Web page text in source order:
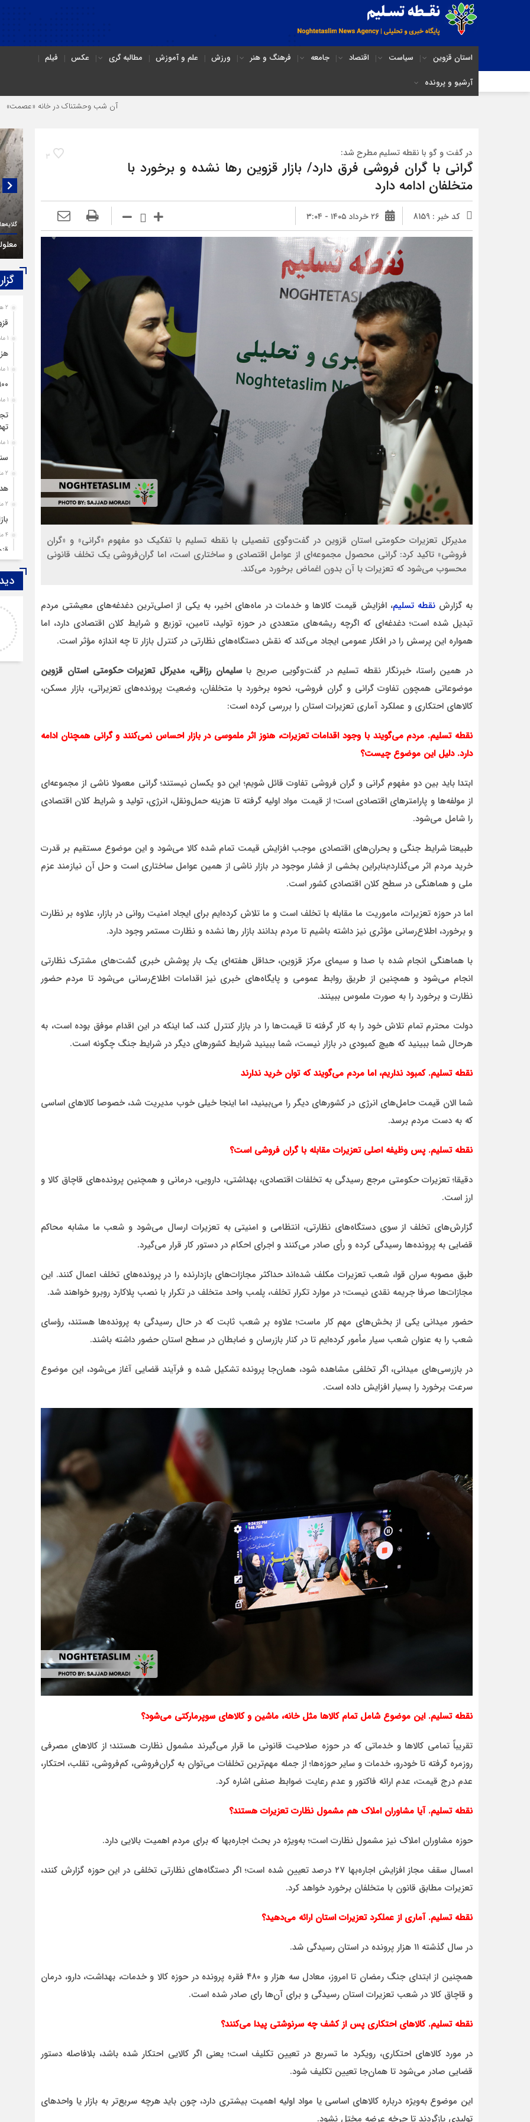
استان قزوین سیاست اقتصاد جامعه فرهنگ و هنر ورزش علم و آموزش مطالبه گری عکس
فیلم
آرشیو و پرونده
آن شب وحشتناک در خانه «عصمت» از دندانپزشک قاتل
3 در گفت و گو با نقطه تسلیم مطرح شد:
گرانی با گران‌ فروشی فرق دارد/ بازار قزوین رها نشده و برخورد با
متخلفان ادامه دارد
کد خبر : 8159 ۲۶ خرداد ۱۴۰۵ - ۳:۰۴
مدیرکل تعزیرات حکومتی استان قزوین در گفت‌وگوی تفصیلی با نقطه تسلیم با تفکیک دو مفهوم «گرانی» و «گران‌
فروشی» تاکید کرد: گرانی محصول مجموعه‌ای از عوامل اقتصادی و ساختاری است، اما گران‌فروشی یک تخلف قانونی
محسوب می‌شود که تعزیرات با آن بدون اغماض برخورد می‌کند.
به گزارشنقطه تسلیم، افزایش قیمت کالاها و خدمات در ماه‌های اخیر، به یکی از اصلی‌ترین دغدغه‌های معیشتی مردم
تبدیل شده است؛ دغدغه‌ای که اگرچه ریشه‌های متعددی در حوزه تولید، تامین، توزیع و شرایط کلان اقتصادی دارد، اما
همواره این پرسش را در افکار عمومی ایجاد می‌کند که نقش دستگاه‌های نظارتی در کنترل بازار تا چه اندازه مؤثر است.
در همین راستا، خبرنگار نقطه تسلیم در گفت‌وگویی صریح باسلیمان رزاقی، مدیرکل تعزیرات حکومتی استان قزوین
موضوعاتی همچون تفاوت گرانی و گران‌ فروشی، نحوه برخورد با متخلفان، وضعیت پرونده‌های تعزیراتی، بازار مسکن،
کالاهای احتکاری و عملکرد آماری تعزیرات استان را بررسی کرده است:
نقطه تسلیم. مردم می‌گویند با وجود اقدامات تعزیرات، هنوز اثر ملموسی در بازار احساس نمی‌کنند و گرانی همچنان ادامه
دارد. دلیل این موضوع چیست؟
ابتدا باید بین دو مفهوم گرانی و گران‌ فروشی تفاوت قائل شویم؛ این دو یکسان نیستند؛ گرانی معمولا ناشی از مجموعه‌ای
از مولفه‌ها و پارامترهای اقتصادی است؛ از قیمت مواد اولیه گرفته تا هزینه حمل‌ونقل، انرژی، تولید و شرایط کلان اقتصادی
را شامل می‌شود.
طبیعتا شرایط جنگی و بحران‌های اقتصادی موجب افزایش قیمت تمام‌ شده کالا می‌شود و این موضوع مستقیم بر قدرت
خرید مردم اثر می‌گذارد؛بنابراین بخشی از فشار موجود در بازار ناشی از همین عوامل ساختاری است و حل آن نیازمند عزم
ملی و هماهنگی در سطح کلان اقتصادی کشور است.
اما در حوزه تعزیرات، ماموریت ما مقابله با تخلف است و ما تلاش کرده‌ایم برای ایجاد امنیت روانی در بازار، علاوه بر نظارت
و برخورد، اطلاع‌رسانی مؤثری نیز داشته باشیم تا مردم بدانند بازار رها نشده و نظارت مستمر وجود دارد.
با هماهنگی انجام‌ شده با صدا و سیمای مرکز قزوین، حداقل هفته‌ای یک بار پوشش خبری گشت‌های مشترک نظارتی
انجام می‌شود و همچنین از طریق روابط عمومی و پایگاه‌های خبری نیز اقدامات اطلاع‌رسانی می‌شود تا مردم حضور
نظارت و برخورد را به‌ صورت ملموس ببینند.
دولت محترم تمام تلاش خود را به کار گرفته تا قیمت‌ها را در بازار کنترل کند، کما اینکه در این اقدام موفق بوده است، به
هرحال شما ببینید که هیچ کمبودی در بازار نیست، شما ببینید شرایط کشورهای دیگر در شرایط جنگ چگونه است.
نقطه تسلیم. کمبود نداریم، اما مردم می‌گویند که توان خرید ندارند
شما الان قیمت حامل‌های انرژی در کشورهای دیگر را می‌بینید، اما اینجا خیلی خوب مدیریت شد، خصوصا کالاهای اساسی
که به دست مردم برسد.
نقطه تسلیم. پس وظیفه اصلی تعزیرات مقابله با گران‌ فروشی است؟
دقیقا؛ تعزیرات حکومتی مرجع رسیدگی به تخلفات اقتصادی، بهداشتی، دارویی، درمانی و همچنین پرونده‌های قاچاق کالا و
ارز است.
گزارش‌های تخلف از سوی دستگاه‌های نظارتی، انتظامی و امنیتی به تعزیرات ارسال می‌شود و شعب ما مشابه محاکم
قضایی به پرونده‌ها رسیدگی کرده و رأی صادر می‌کنند و اجرای احکام در دستور کار قرار می‌گیرد.
طبق مصوبه سران قوا، شعب تعزیرات مکلف شده‌اند حداکثر مجازات‌های بازدارنده را در پرونده‌های تخلف اعمال کنند. این
مجازات‌ها صرفا جریمه نقدی نیست؛ در موارد تکرار تخلف، پلمب واحد متخلف در تکرار با نصب پلاکارد روبرو خواهند شد.
حضور میدانی یکی از بخش‌های مهم کار ماست؛ علاوه بر شعب ثابت که در حال رسیدگی به پرونده‌ها هستند، رؤسای
شعب را به عنوان شعب سیار مأمور کرده‌ایم تا در کنار بازرسان و ضابطان در سطح استان حضور داشته باشند.
در بازرسی‌های میدانی، اگر تخلفی مشاهده شود، همان‌جا پرونده تشکیل شده و فرآیند قضایی آغاز می‌شود، این موضوع
سرعت برخورد را بسیار افزایش داده است.
نقطه تسلیم. این موضوع شامل تمام کالاها مثل خانه، ماشین و کالاهای سوپرمارکتی می‌شود؟
تقریباً تمامی کالاها و خدماتی که در حوزه صلاحیت قانونی ما قرار می‌گیرند مشمول نظارت هستند؛ از کالاهای مصرفی
روزمره گرفته تا خودرو، خدمات و سایر حوزه‌ها؛ از جمله مهم‌ترین تخلفات می‌توان به گران‌فروشی، کم‌فروشی، تقلب، احتکار،
عدم درج قیمت، عدم ارائه فاکتور و عدم رعایت ضوابط صنفی اشاره کرد.
نقطه تسلیم. آیا مشاوران املاک هم مشمول نظارت تعزیرات هستند؟
حوزه مشاوران املاک نیز مشمول نظارت است؛ به‌ویژه در بحث اجاره‌بها که برای مردم اهمیت بالایی دارد.
امسال سقف مجاز افزایش اجاره‌بها ۲۷ درصد تعیین شده است؛ اگر دستگاه‌های نظارتی تخلفی در این حوزه گزارش کنند،
تعزیرات مطابق قانون با متخلفان برخورد خواهد کرد.
نقطه تسلیم. آماری از عملکرد تعزیرات استان ارائه می‌دهید؟
در سال گذشته ۱۱ هزار پرونده در استان رسیدگی شد.
همچنین از ابتدای جنگ رمضان تا امروز، معادل سه هزار و ۴۸۰ فقره پرونده در حوزه کالا و خدمات، بهداشت، دارو، درمان
و قاچاق کالا در شعب تعزیرات استان رسیدگی و برای آن‌ها رای صادر شده است.
نقطه تسلیم. کالاهای احتکاری پس از کشف چه سرنوشتی پیدا می‌کنند؟
در مورد کالاهای احتکاری، رویکرد ما تسریع در تعیین تکلیف است؛ یعنی اگر کالایی احتکار شده باشد، بلافاصله دستور
قضایی صادر می‌شود تا همان‌جا تعیین تکلیف شود.
این موضوع به‌ویژه درباره کالاهای اساسی یا مواد اولیه اهمیت بیشتری دارد، چون باید هرچه سریع‌تر به بازار یا واحدهای
(۳C)
2 هفته قبل
1 ماه قبل
1 ماه قبل
۹۰۰ پرونده برای
1 ماه قبل
1 ماه قبل
2 ماه قبل
2 ماه قبل
4 ماه قبل
قزوین ۱۴۰۴،
اصغر
خدا لعنتشون کنه که فقط نکات منفی ما رو نمایش
میدن
احمد
روحشان شاد. دقیقا مشکل کشور ما این اس که به
موضوع مدیر و مدیریت اهمیت داده نمیشود.
وقتی هر فردی با هر تحصیلات